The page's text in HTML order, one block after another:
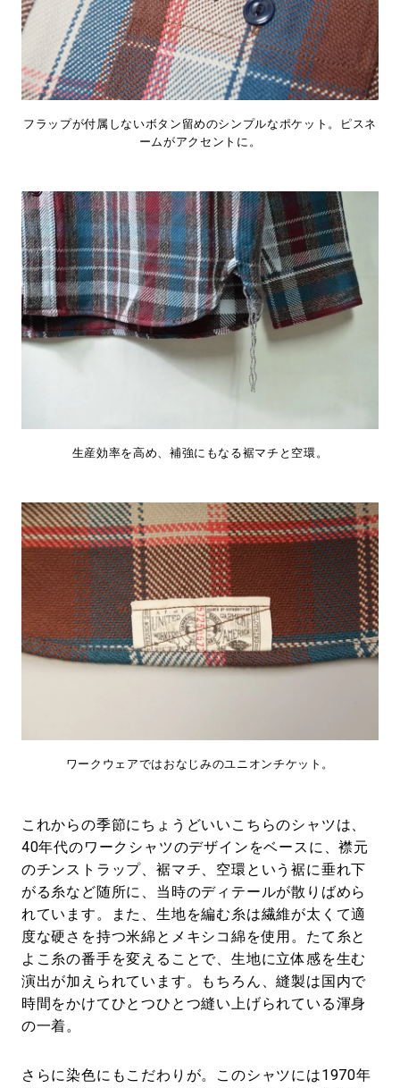
フラップが付属しないボタン留めのシンプルなポケット。ピスネ
ームがアクセントに。
生産効率を高め、補強にもなる裾マチと空環。
ワークウェアではおなじみのユニオンチケット。
これからの季節にちょうどいいこちらのシャツは、
40年代のワークシャツのデザインをベースに、襟元
のチンストラップ、裾マチ、空環という裾に垂れ下
がる糸など随所に、当時のディテールが散りばめら
れています。また、生地を編む糸は繊維が太くて適
度な硬さを持つ米綿とメキシコ綿を使用。たて糸と
よこ糸の番手を変えることで、生地に立体感を生む
演出が加えられています。もちろん、縫製は国内で
時間をかけてひとつひとつ縫い上げられている渾身
の一着。
さらに染色にもこだわりが。このシャツには1970年